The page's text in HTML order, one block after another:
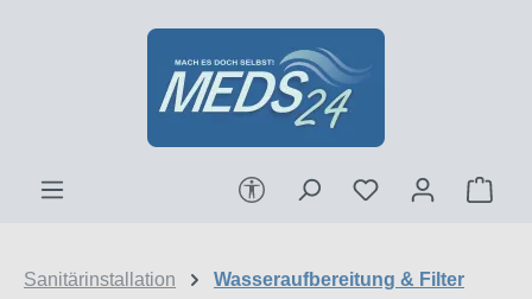
Zum Hauptinhalt springen
Werkzeugleiste anzeigen
Sanitärinstallation Wasseraufbereitung & Filter